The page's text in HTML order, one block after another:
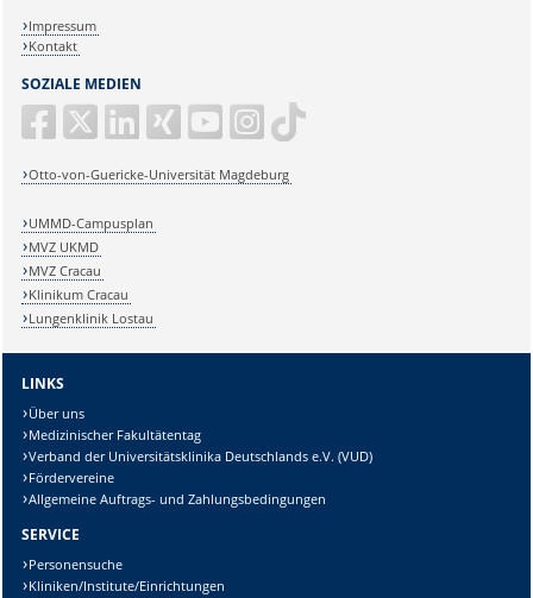
SOZIALE MEDIEN
Otto-von-Guericke-Universität Magdeburg
Impressum
Kontakt
UMMD-Campusplan
MVZ UKMD
MVZ Cracau
Klinikum Cracau
Lungenklinik Lostau
LINKS
Über uns
Medizinischer Fakultätentag
Verband der Universitätsklinika Deutschlands e.V. (VUD)
Fördervereine
Allgemeine Auftrags- und Zahlungsbedingungen
SERVICE
Personensuche
Kliniken/Institute/Einrichtungen